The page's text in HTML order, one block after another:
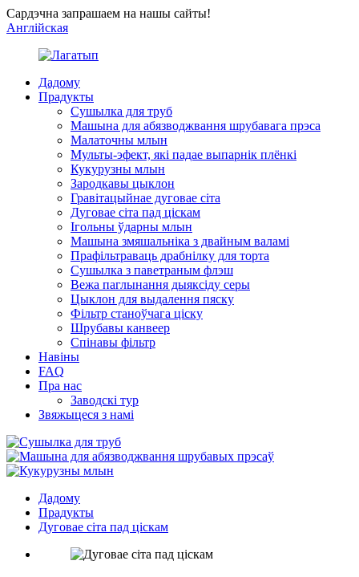
Сардэчна запрашаем на нашы сайты!
Англійская
Дадому
Прадукты
Сушылка для труб
Машына для абязводжвання шрубавага прэса
Малаточны млын
Мульты-эфект, які падае выпарнік плёнкі
Кукурузны млын
Зародкавы цыклон
Гравітацыйнае дуговае сіта
Дуговае сіта пад ціскам
Ігольны ўдарны млын
Машына змяшальніка з двайным валамі
Прафільтраваць драбнілку для торта
Сушылка з паветраным флэш
Вежа паглынання дыяксіду серы
Цыклон для выдалення пяску
Фільтр станоўчага ціску
Шрубавы канвеер
Спінавы фільтр
Навіны
FAQ
Пра нас
Заводскі тур
Звяжыцеся з намі
Дадому
Прадукты
Дуговае сіта пад ціскам